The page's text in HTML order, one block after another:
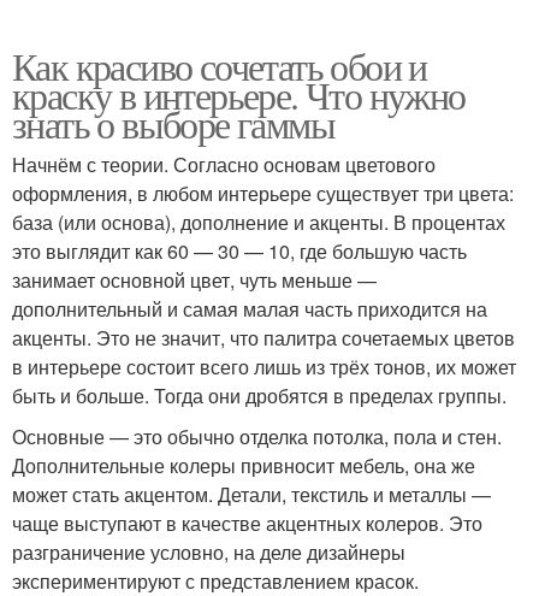
Как красиво сочетать обои и
краску в интерьере. Что нужно
знать о выборе гаммы
Начнём с теории. Согласно основам цветового
оформления, в любом интерьере существует три цвета:
база (или основа), дополнение и акценты. В процентах
это выглядит как 60 — 30 — 10, где большую часть
занимает основной цвет, чуть меньше —
дополнительный и самая малая часть приходится на
акценты. Это не значит, что палитра сочетаемых цветов
в интерьере состоит всего лишь из трёх тонов, их может
быть и больше. Тогда они дробятся в пределах группы.
Основные — это обычно отделка потолка, пола и стен.
Дополнительные колеры привносит мебель, она же
может стать акцентом. Детали, текстиль и металлы —
чаще выступают в качестве акцентных колеров. Это
разграничение условно, на деле дизайнеры
экспериментируют с представлением красок.